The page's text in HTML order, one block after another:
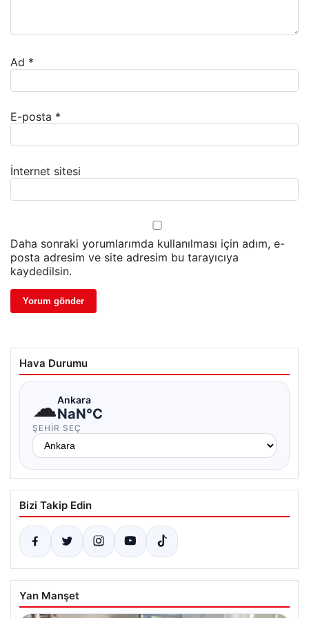
Ad *
E-posta *
İnternet sitesi
Daha sonraki yorumlarımda kullanılması için adım, e-
posta adresim ve site adresim bu tarayıcıya
kaydedilsin.
Hava Durumu
☁Ankara
NaN°C
ŞEHIR SEÇ
Bizi Takip Edin
Yan Manşet